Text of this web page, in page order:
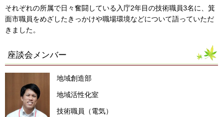
それぞれの所属で日々奮闘している入庁2年目の技術職員3名に、箕
面市職員をめざしたきっかけや職場環境などについて語っていただ
きました。
座談会メンバー
地域創造部
地域活性化室
技術職員（電気）